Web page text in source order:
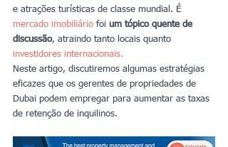
e atrações turísticas de classe mundial. É
mercado imobiliário foi um tópico quente de
discussão, atraindo tanto locais quanto
investidores internacionais.
Neste artigo, discutiremos algumas estratégias
eficazes que os gerentes de propriedades de
Dubai podem empregar para aumentar as taxas
de retenção de inquilinos.